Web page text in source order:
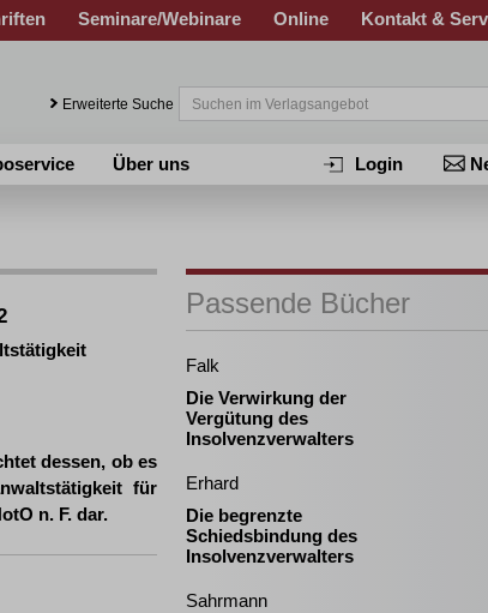
Seminare/Webinare Online Kontakt &
Erweiterte Suche
Über uns Login
dessen, ob es
für
n. F. dar.
Passende Bücher
Falk
Die Verwirkung der
Vergütung des
Insolvenzverwalters
Erhard
Die begrenzte
Schiedsbindung des
Insolvenzverwalters
Sahrmann